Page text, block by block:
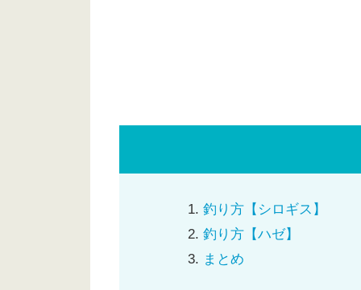
釣り方【シロギス】
釣り方【ハゼ】
まとめ